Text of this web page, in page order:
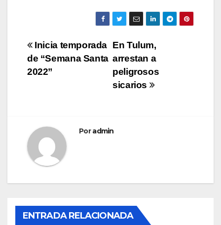
Navegación
de
En Tulum,
arrestan a
peligrosos
sicarios
Inicia temporada
de “Semana Santa
2022”
Poradmin
ENTRADA RELACIONADA